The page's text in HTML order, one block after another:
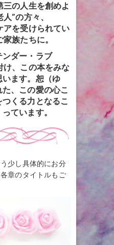
の人生を創めよ
”の方々、
アを受けられてい
族たちに。
ンダー・ラブ
、この本をみな
ます。恕（ゆ
、この愛の心こ
くる力となるこ
ています。
少し具体的にお分
章のタイトルもご